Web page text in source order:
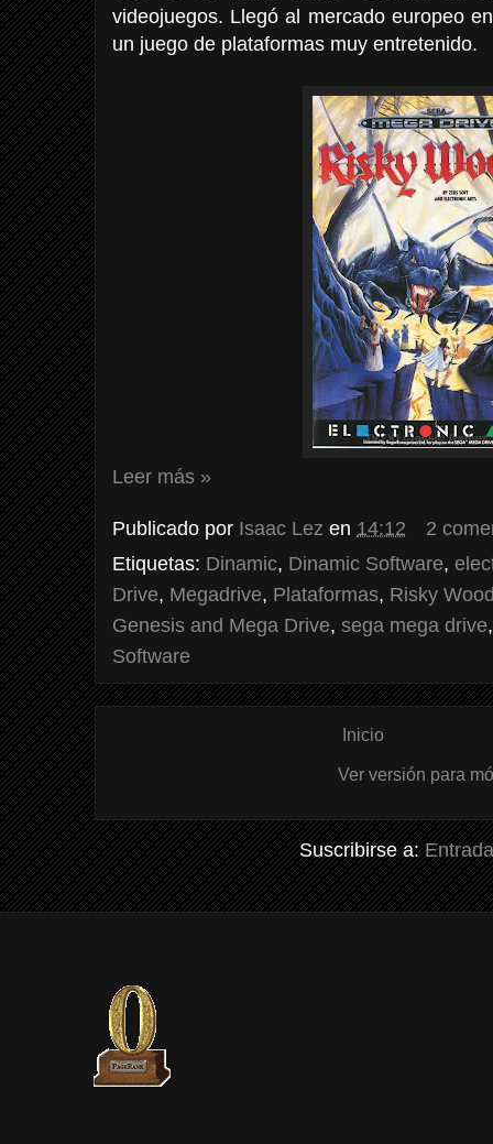
videojuegos. Llegó al mercado europeo
un juego de plataformas muy entretenido.
Leer más »
Publicado por Isaac Lez en 14:12
2
Etiquetas: Dinamic, Dinamic Software,
Drive, Megadrive, Plataformas, Risky
Genesis and Mega Drive, sega mega drive
Software
Inicio
Ver versión para
Suscribirse a: